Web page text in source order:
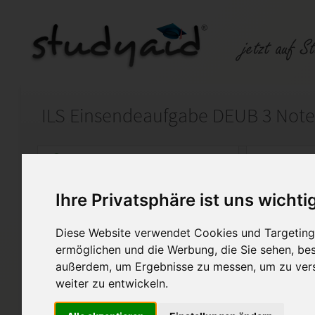
Ihre Privatsphäre ist uns
Diese Website verwendet Cookies und
ermöglichen und die Werbung, die Sie sehen,
außerdem, um Ergebnisse zu messen, um zu
weiter zu entwickeln.
Auf StudyAid.de verkaufen
Startseite Abitur und Hochschule
ILS Chemielaborant DEUB1
Hier meine Lösungshilfe zur
der ILS Fernschule inklusive
Mithilfe der Korrektur ist es